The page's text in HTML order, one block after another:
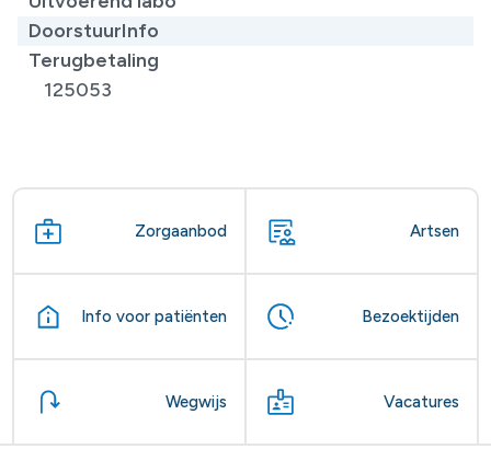
DoorstuurInfo
Terugbetaling
125053
Zorgaanbod Artsen
Info voor patiënten Bezoektijden
Wegwijs Vacatures